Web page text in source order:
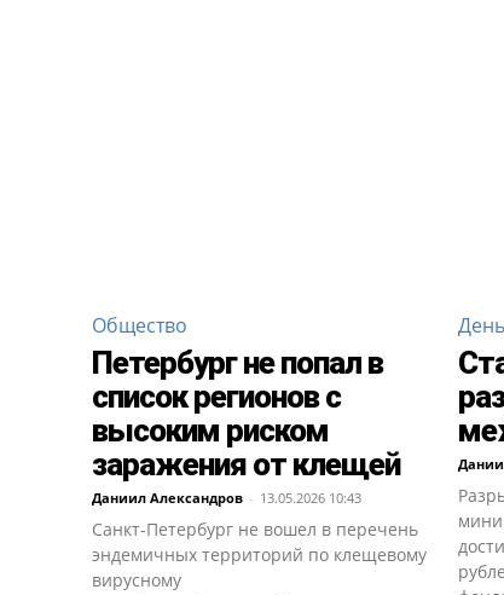
Общество
Петербург не попал в
список регионов с
высоким риском
заражения от клещей
Даниил Александров - 13.05.2026 10:43
Санкт-Петербург не вошел в перечень
эндемичных территорий по клещевому
вирусному